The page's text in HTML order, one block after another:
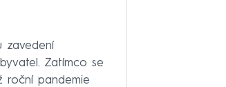
zavedení
Zatímco se
roční pandemie